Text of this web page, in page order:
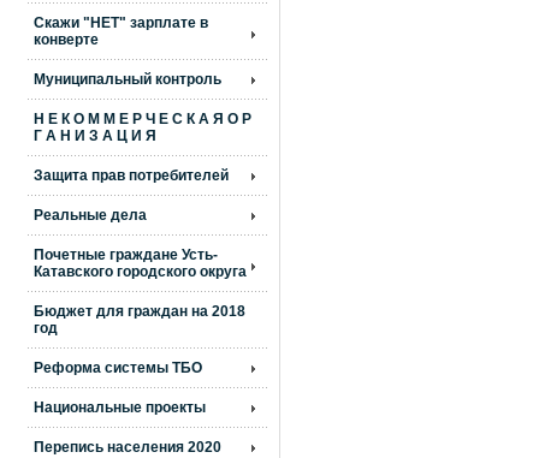
Скажи "НЕТ" зарплате в
конверте
Муниципальный контроль
Н Е К О М М Е Р Ч Е С К А Я О Р
Г А Н И З А Ц И Я
Защита прав потребителей
Реальные дела
Почетные граждане Усть-
Катавского городского округа
Бюджет для граждан на 2018
год
Реформа системы ТБО
Национальные проекты
Перепись населения 2020